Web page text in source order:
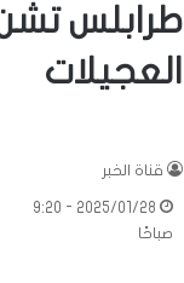
طرابلس
العجيلات
قناة الخبر
2025/01/28 - 9:20
صباحًا